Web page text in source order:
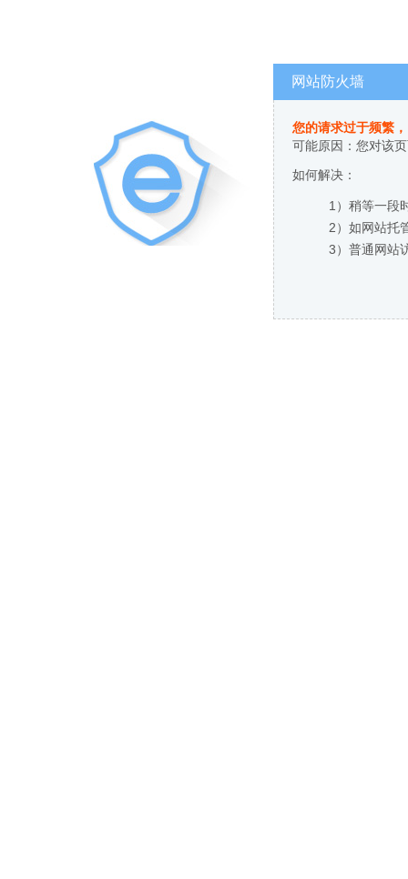
网站防火墙
您的请求过于频繁
可能原因：您对该
如何解决：
1）稍等一段
2）如网站托
3）普通网站